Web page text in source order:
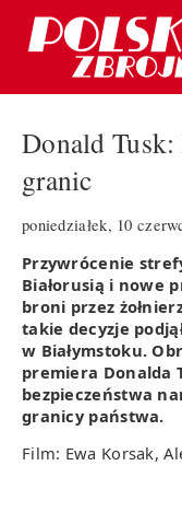
Donald
granic
poniedziałek, 10
Przywrócenie
Białorusią i nowe
broni przez
takie decyzje
w Białymstoku.
premiera Donalda
bezpieczeństwa
granicy państwa.
Film: Ewa Korsak,